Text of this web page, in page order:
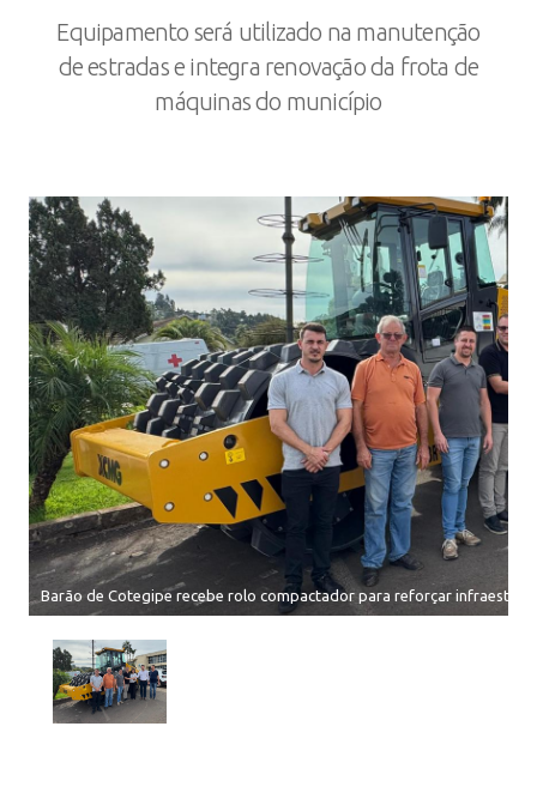
Equipamento será utilizado na manutenção
de estradas e integra renovação da frota de
máquinas do município
Barão de Cotegipe recebe rolo compactador para reforçar